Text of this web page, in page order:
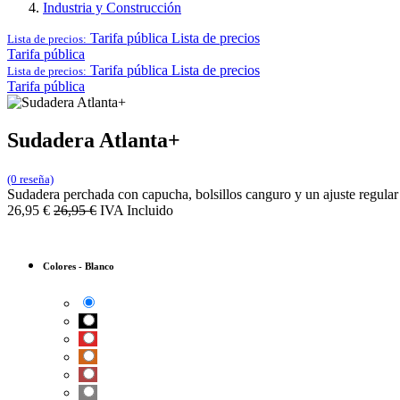
Industria y Construcción
Lista de precios: Tarifa pública Lista de precios
Tarifa pública
Lista de precios: Tarifa pública Lista de precios
Tarifa pública
Sudadera Atlanta+
(0 reseña)
Sudadera perchada con capucha, bolsillos canguro y un ajuste
26,95 € 26,95€ IVA Incluido
Colores - Blanco